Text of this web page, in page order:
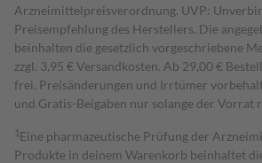
Arzneimittelpreisverordnung. UVP:
Preisempfehlung des Herstellers. Die
beinhalten die gesetzlich vorgeschriebene
zzgl. 3,95 € Versandkosten. Ab 29,00 €
frei. Preisänderungen und Irrtümer
und Gratis-Beigaben nur solange der Vorrat
1 Eine pharmazeutische Prüfung der
Produkte in deinem Warenkorb beinhaltet